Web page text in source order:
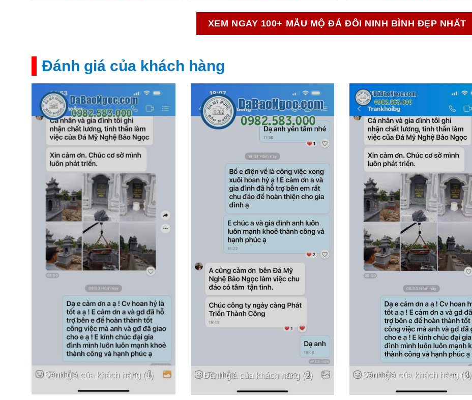
XEM NGAY 100+ MẪU MỘ ĐÁ ĐÔI NINH BÌNH ĐẸP NHẤT
Đánh giá của khách hàng
Đánh giá của khách hàng (1) Đánh giá của khách hàng (2)
Đánh giá của khách hàng (3)